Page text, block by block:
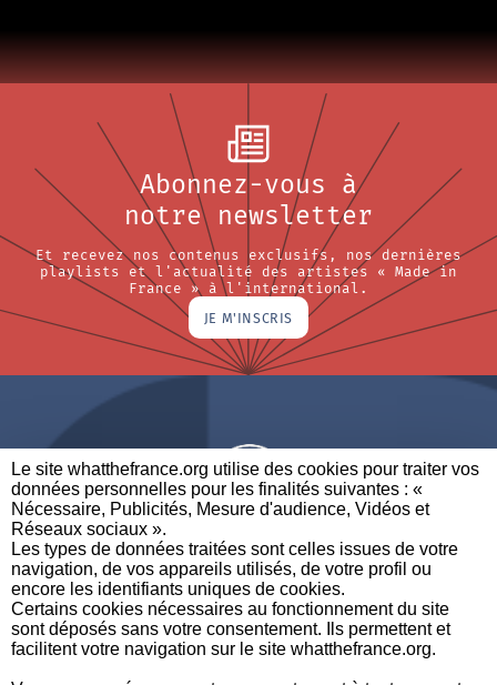
Le site whatthefrance.org utilise des cookies pour traiter vos
données personnelles pour les finalités suivantes : «
Nécessaire, Publicités, Mesure d'audience, Vidéos et
Réseaux sociaux ». ​
Les types de données traitées sont celles issues de votre
navigation, de vos appareils utilisés, de votre profil ou
encore les identifiants uniques de cookies. ​
Certains cookies nécessaires au fonctionnement du site
sont déposés sans votre consentement. Ils permettent et
facilitent votre navigation sur le site whatthefrance.org. ​
Abonnez-vous à
notre newsletter
Et recevez nos contenus exclusifs, nos dernières
playlists et l'actualité des artistes « Made in
France » à l'international.
JE M'INSCRIS
A BRAND OF
PARTENAIRES CONTACTEZ-NOUS MENTIONS LÉGALES